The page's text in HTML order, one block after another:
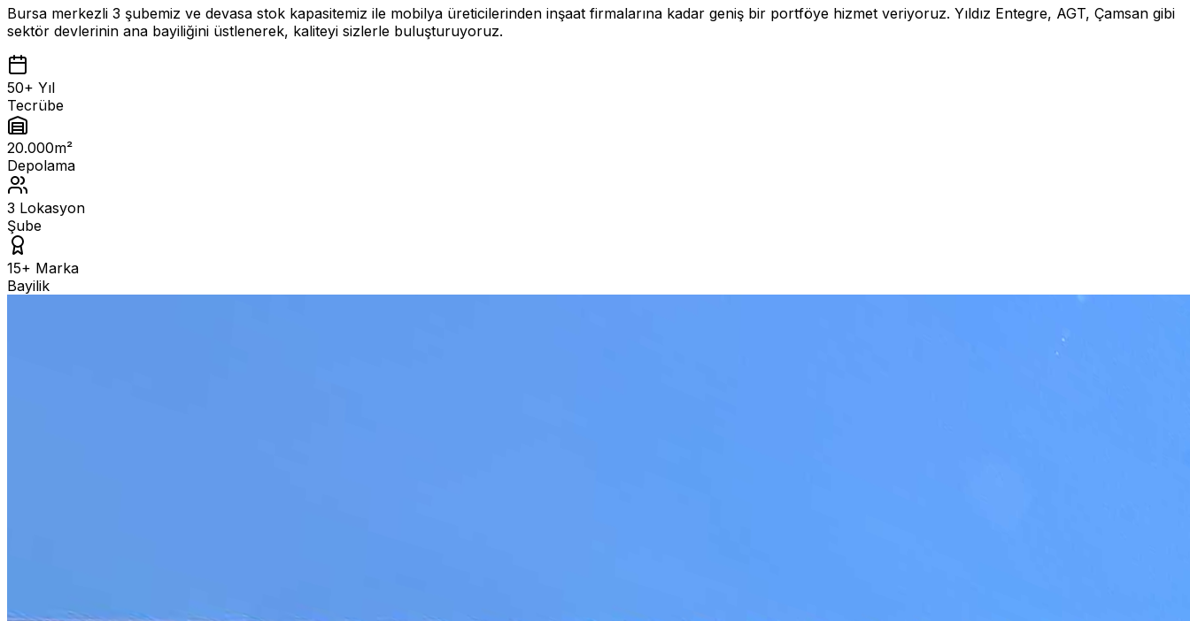
Bursa merkezli 3 şubemiz ve devasa stok kapasitemiz ile mobilya üreticilerinden inşaat firmalarına kadar geniş bir portföye hizmet veriyoruz. Yıldız Entegre, AGT, Çamsan gibi
sektör devlerinin ana bayiliğini üstlenerek, kaliteyi sizlerle buluşturuyoruz.
50+ Yıl
Tecrübe
20.000m²
Depolama
3 Lokasyon
Şube
15+ Marka
Bayilik